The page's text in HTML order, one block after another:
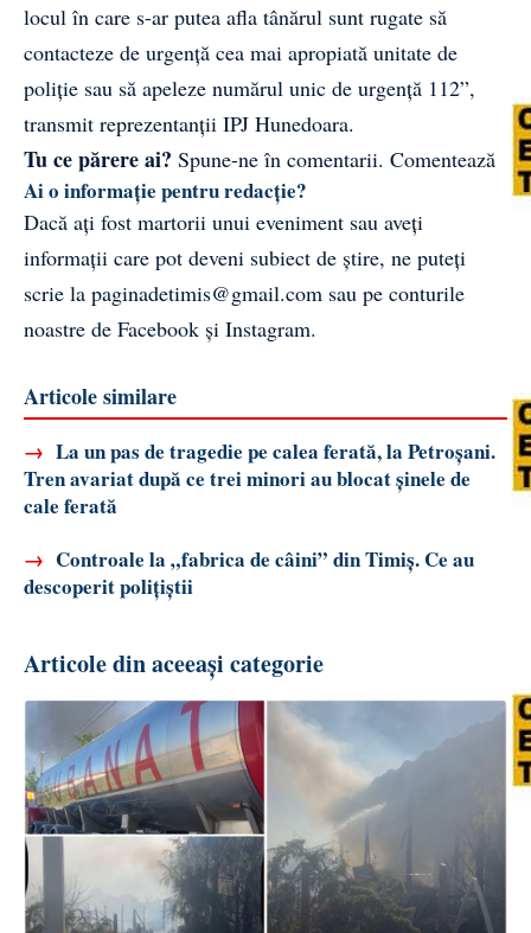
locul în care s-ar putea afla tânărul sunt rugate să
contacteze de urgență cea mai apropiată unitate de
poliție sau să apeleze numărul unic de urgență 112”,
transmit reprezentanții IPJ Hunedoara.
Tu ce părere ai? Spune-ne în comentarii. Comentează
Ai o informație pentru redacție?
Dacă ați fost martorii unui eveniment sau aveți
informații care pot deveni subiect de știre, ne puteți
scrie la paginadetimis@gmail.com sau pe conturile
noastre de Facebook și Instagram.
Articole similare
→ La un pas de tragedie pe calea ferată, la Petroșani.
Tren avariat după ce trei minori au blocat șinele de
cale ferată
→ Controale la „fabrica de câini” din Timiș. Ce au
descoperit polițiștii
Articole din aceeași categorie